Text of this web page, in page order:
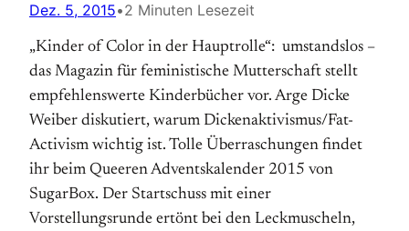
Dez. 5, 2015•2 Minuten Lesezeit
„Kinder of Color in der Hauptrolle“: umstandslos –
das Magazin für feministische Mutterschaft stellt
empfehlenswerte Kinderbücher vor. Arge Dicke
Weiber diskutiert, warum Dickenaktivismus/Fat-
Activism wichtig ist. Tolle Überraschungen findet
ihr beim Queeren Adventskalender 2015 von
SugarBox. Der Startschuss mit einer
Vorstellungsrunde ertönt bei den Leckmuscheln,